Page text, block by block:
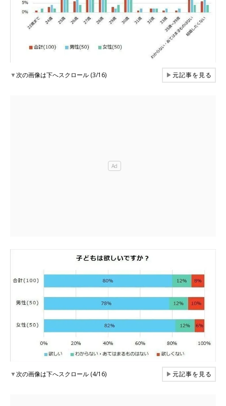
▼次の画像は下へスクロール (3/16) ▶元記事を見る
▼次の画像は下へスクロール (4/16) ▶元記事を見る